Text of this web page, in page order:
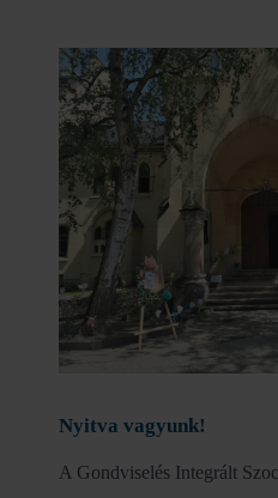
Nyitva vagyunk!
A Gondviselés Integrált